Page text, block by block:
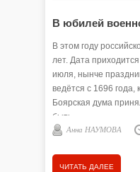
В юбилей
В этом году
лет. Дата
июля, нынче
ведётся с 1696 года,
Боярская дума
быть».
Анна НАУМОВА
ЧИТАТЬ ДАЛЕЕ